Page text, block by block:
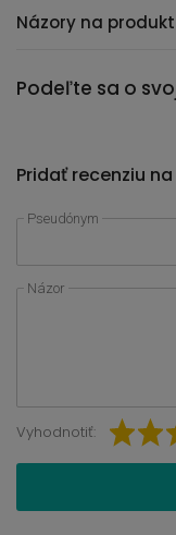
Názory na produkt
Podeľte sa o
Pridať recenziu
Pseudónym
Názor
Vyhodnotiť: